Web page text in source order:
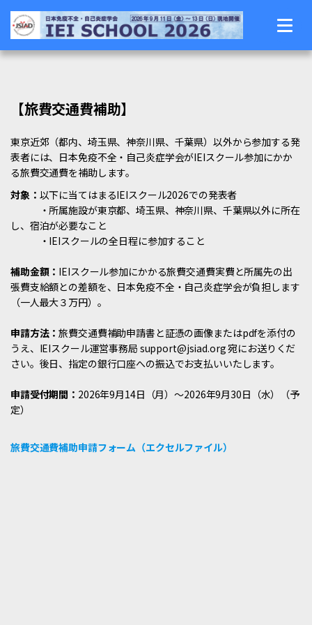
【旅費交通費補助】
東京近郊（都内、埼玉県、神奈川県、千葉県）以外から参加する発
表者には、日本免疫不全・自己炎症学会がIEIスクール参加にかか
る旅費交通費を補助します。
対象： 以下に当てはまるIEIスクール2026での発表者
・所属施設が東京都、埼玉県、神奈川県、千葉県以外に所在
し、宿泊が必要なこと
・IEIスクールの全日程に参加すること
補助金額： IEIスクール参加にかかる旅費交通費実費と所属先の出
張費支給額との差額を、日本免疫不全・自己炎症学会が負担します
（一人最大３万円）。
申請方法：旅費交通費補助申請書と証憑の画像またはpdfを添付の
うえ、IEIスクール運営事務局 support@jsiad.org 宛にお送りくだ
さい。後日、指定の銀行口座への振込でお支払いいたします。
申請受付期間： 2026年9月14日（月）～2026年9月30日（水）（予
定）
旅費交通費補助申請フォーム（エクセルファイル）